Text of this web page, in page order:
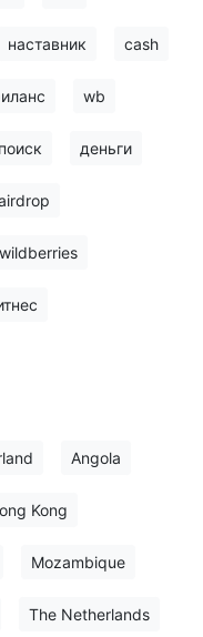
наставник cash
wb
поиск деньги
wildberries
Angola
Kong
Mozambique
The Netherlands